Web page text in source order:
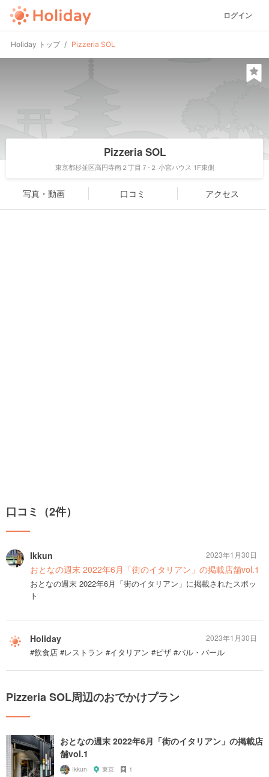
ログイン
Holiday トップ Pizzeria SOL
Pizzeria SOL
東京都杉並区高円寺南２丁目７-２ 小宮ハウス 1F東側
写真・動画 口コミ アクセス
口コミ（2件）
Ikkun
おとなの週末 2022年6月「街のイタリアン」の掲載店舗vol.1
おとなの週末 2022年6月「街のイタリアン」に掲載されたスポッ
ト
2023年1月30日
Holiday
#飲食店 #レストラン #イタリアン #ピザ #バル・バール
2023年1月30日
Pizzeria SOL周辺のおでかけプラン
おとなの週末 2022年6月「街のイタリアン」の掲載店
舗vol.1
Ikkun 東京 1